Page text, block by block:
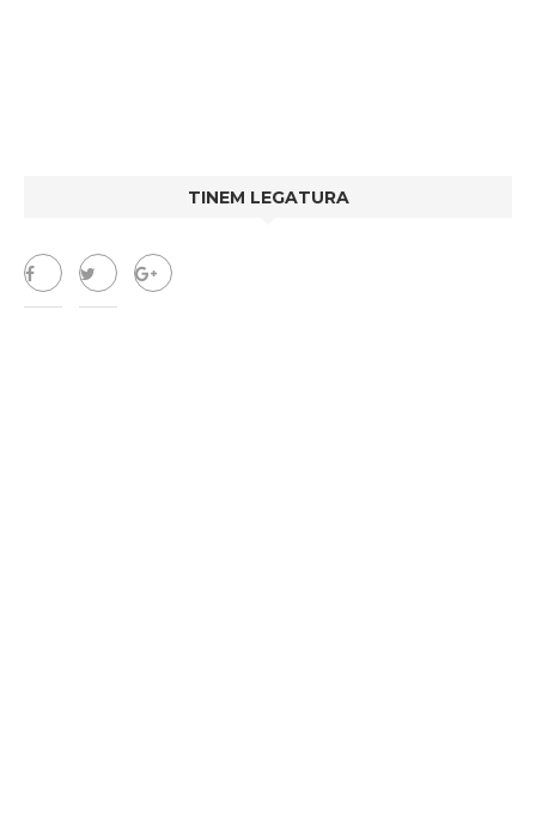
TINEM LEGATURA